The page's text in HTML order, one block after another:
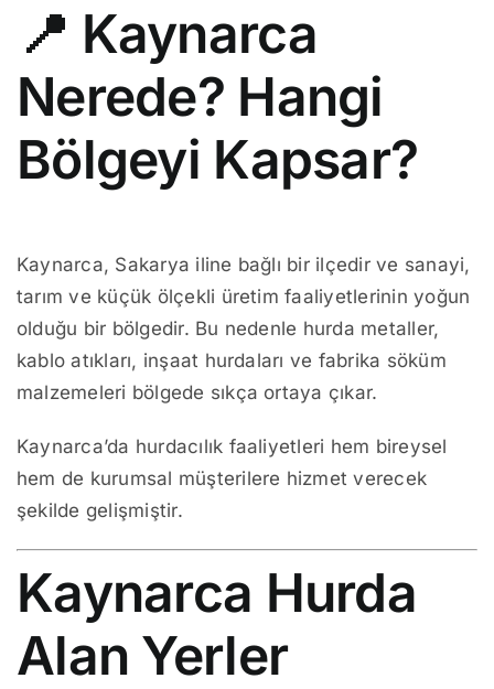
📍 Kaynarca
Nerede? Hangi
Bölgeyi Kapsar?
Kaynarca, Sakarya iline bağlı bir ilçedir ve sanayi,
tarım ve küçük ölçekli üretim faaliyetlerinin yoğun
olduğu bir bölgedir. Bu nedenle hurda metaller,
kablo atıkları, inşaat hurdaları ve fabrika söküm
malzemeleri bölgede sıkça ortaya çıkar.
Kaynarca’da hurdacılık faaliyetleri hem bireysel
hem de kurumsal müşterilere hizmet verecek
şekilde gelişmiştir.
Kaynarca Hurda
Alan Yerler